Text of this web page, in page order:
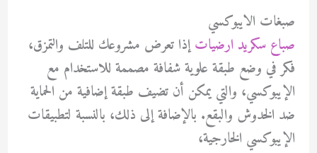
صبغات الايبوكسي
صباع سكريد ارضياتإذا تعرض مشروعك للتلف والتمزق،
فكر في وضع طبقة علوية شفافة مصممة للاستخدام مع
الإيبوكسي، والتي يمكن أن تضيف طبقة إضافية من الحماية
ضد الخدوش والبقع. بالإضافة إلى ذلك، بالنسبة لتطبيقات
الإيبوكسي الخارجية،